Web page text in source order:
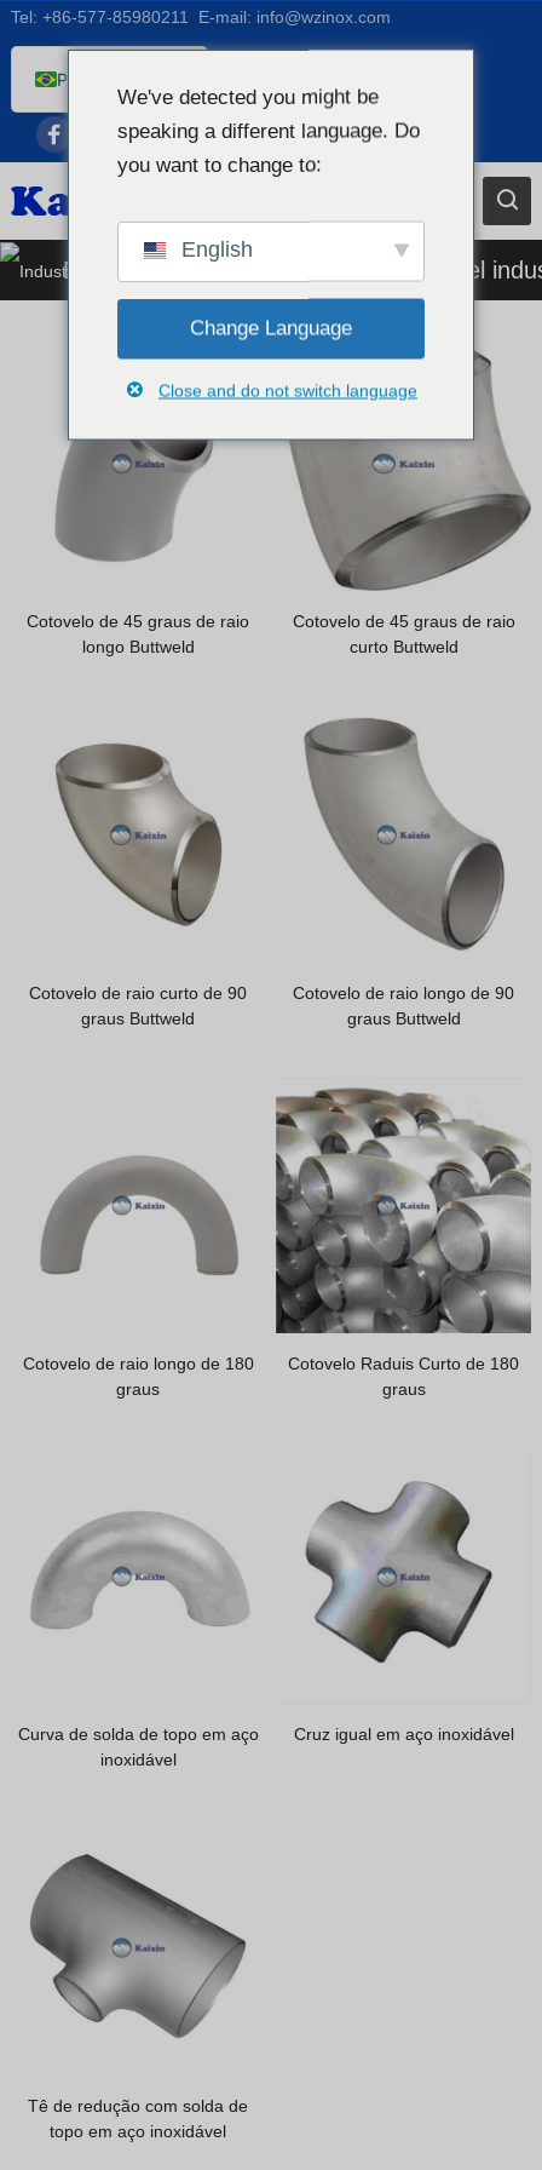
Tel: +86-577-85980211 E-mail: info@wzinox.com
Portuguese
Afrikaans
Bengali
Catalan
French
Dutch (Belgium)
Dutch
German
Greek
Japanese
Spanish (Colombia)
Spanish (Argentina)
Persian
Estonian
Albanian
Spanish (Peru)
Georgian
Bhojpuri
Moroccan Arabic
Polish
Ukrainian
Encaixe de tubulação de aço inoxidável
Cotovelo de 45 graus de raio
longo Buttweld
Cotovelo de 45 graus de raio
curto Buttweld
Cotovelo de raio curto de 90
graus Buttweld
Cotovelo de raio longo de 90
graus Buttweld
Cotovelo de raio longo de 180
graus
Cotovelo Raduis Curto de 180
graus
Curva de solda de topo em aço
inoxidável
Cruz igual em aço inoxidável
Tê de redução com solda de
topo em aço inoxidável
We've detected you might be
speaking a different language. Do
you want to change to:
English
Change Language
Close and do not switch language